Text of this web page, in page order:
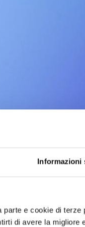
Informazioni
e cookie di terze
di avere la migliore